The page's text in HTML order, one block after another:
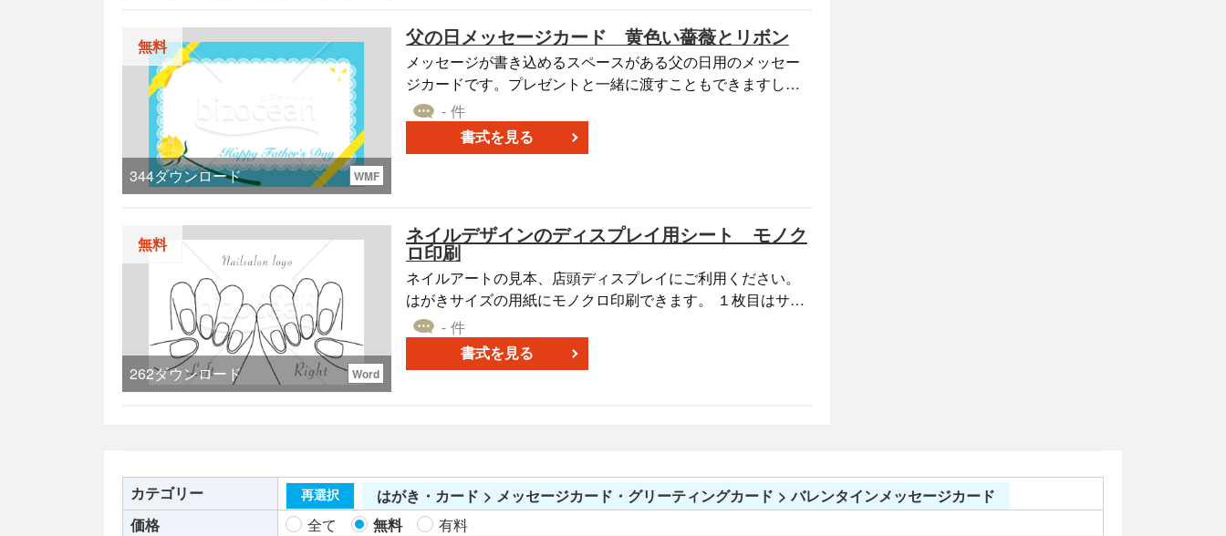
無料
344ダウンロード WMF
父の日メッセージカード 黄色い薔薇とリボン
メッセージが書き込めるスペースがある父の日用のメッセー
ジカードです。プレゼントと一緒に渡すこともできますし、
そのまま単体として日頃の感謝を込めてて渡すことも出来ま
す。
- 件
書式を見る
無料
262ダウンロード Word
ネイルデザインのディスプレイ用シート モノク
ロ印刷
ネイルアートの見本、店頭ディスプレイにご利用ください。
はがきサイズの用紙にモノクロ印刷できます。 １枚目はサン
プルですので２枚目を選択し、サロンのロゴを配置して印刷
してください。 厚めの印刷用紙の場合、台紙としてそのまま
ネイルチップを貼りディスプレイ。コピー用紙印刷ならフォ
ル枠あり、背景なしのデザインです。
- 件
書式を見る
カテゴリー 再選択
はがき・カード > メッセージカード・グリーティングカード > バレンタインメッセージカード
価格
全て 無料
有料